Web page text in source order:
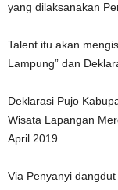
yang dilaksanakan
Talent itu akan
Lampung” dan
Deklarasi Pujo
Wisata Lapangan
April 2019.
Via Penyanyi